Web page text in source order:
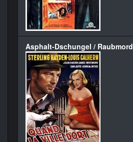
Asphalt-Dschungel / Raubmord